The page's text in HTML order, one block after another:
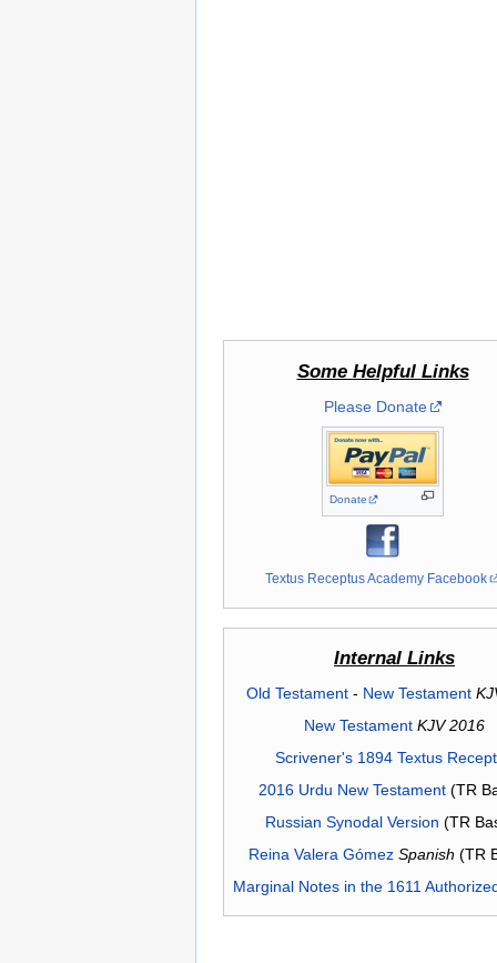
Some Helpful Links
Please Donate
Donate
Textus Receptus Academy Facebook
Internal Links
Old Testament- New Testament
New Testament KJV 2016
Scrivener's 1894 Textus
2016 Urdu New Testament(TR
Russian Synodal Version (TR
Reina Valera Gómez Spanish (TR
Marginal Notes in the 1611